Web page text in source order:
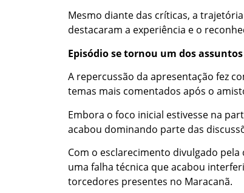
Mesmo diante das críticas, a
destacaram a experiência e o
Episódio se tornou um dos
A repercussão da apresentação fez
temas mais comentados após o
Embora o foco inicial estivesse na
acabou dominando parte das
Com o esclarecimento divulgado
uma falha técnica que acabou
torcedores presentes no Maracanã.